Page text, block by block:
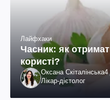
Лайфхаки
Часник: як
користі?
Оксана Скіталінська4
Лікар-дієтолог